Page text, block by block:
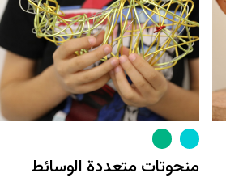
منحوتات متعددة الوسائط